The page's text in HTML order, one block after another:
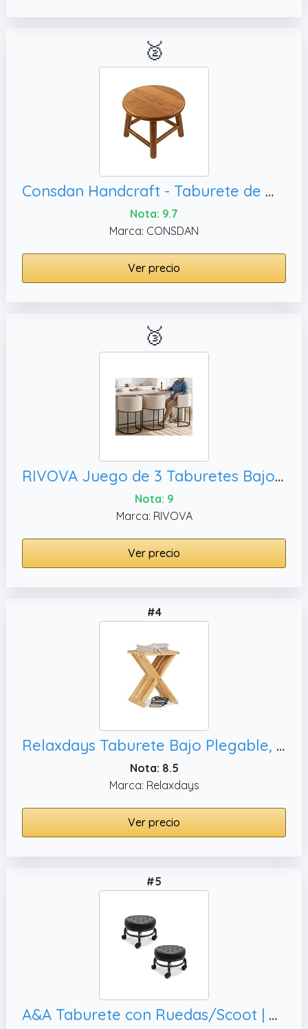
🥈
Consdan Handcraft - Taburete de madera de roble macizo para niños, taburete bajo redondo individual (chocolate)
Nota: 9.7
Marca: CONSDAN
Ver precio
🥉
RIVOVA Juego de 3 Taburetes Bajos, Taburetes de Cocina con Base de Metal Negro Atornillada
Nota: 9
Marca: RIVOVA
Ver precio
#4
Relaxdays Taburete Bajo Plegable, 42 x 32 x 27 cm
Nota: 8.5
Marca: Relaxdays
Ver precio
#5
A&A Taburete con Ruedas/Scoot | Cómodo | Resistente/Robusto | Rotación de 360 Grados | Bajo a Tierra Acubest (2)